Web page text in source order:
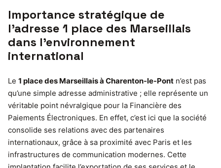
Importance stratégique de
l’adresse 1 place des Marseillais
dans l’environnement
international
Le 1 place des Marseillais à Charenton-le-Pont n’est pas
qu’une simple adresse administrative ; elle représente un
véritable point névralgique pour la Financière des
Paiements Électroniques. En effet, c’est ici que la société
consolide ses relations avec des partenaires
internationaux, grâce à sa proximité avec Paris et les
infrastructures de communication modernes. Cette